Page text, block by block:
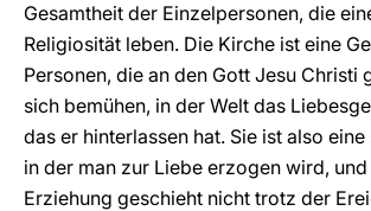
Gesamtheit der Einzelpersonen, die
Religiosität leben. Die Kirche ist eine
Personen, die an den Gott Jesu Christi
sich bemühen, in der Welt das
das er hinterlassen hat. Sie ist also
in der man zur Liebe erzogen wird,
Erziehung geschieht nicht trotz der